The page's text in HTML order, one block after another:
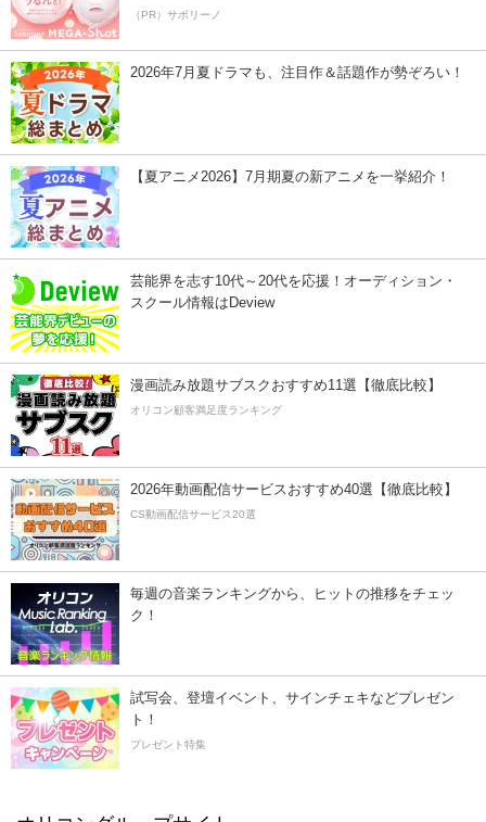
（PR）サボリーノ
2026年7月夏ドラマも、注目作＆話題作が勢ぞろい！
【夏アニメ2026】7月期夏の新アニメを一挙紹介！
芸能界を志す10代～20代を応援！オーディション・
スクール情報はDeview
漫画読み放題サブスクおすすめ11選【徹底比較】
オリコン顧客満足度ランキング
2026年動画配信サービスおすすめ40選【徹底比較】
CS動画配信サービス20選
毎週の音楽ランキングから、ヒットの推移をチェッ
ク！
試写会、登壇イベント、サインチェキなどプレゼン
ト！
プレゼント特集